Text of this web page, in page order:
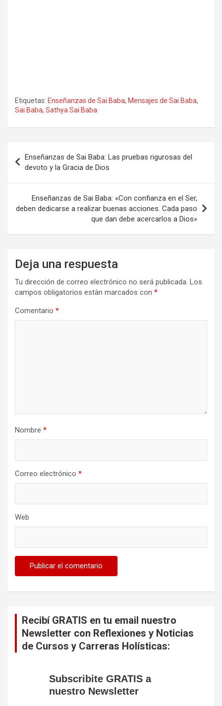
Etiquetas: Enseñanzas de Sai Baba, Mensajes de Sai Baba,
Sai Baba, Sathya Sai Baba
de
entradas
Enseñanzas de Sai Baba: Las pruebas rigurosas del
devoto y la Gracia de Dios
Enseñanzas de Sai Baba: «Con confianza en el Ser,
deben dedicarse a realizar buenas acciones. Cada paso
que dan debe acercarlos a Dios»
Deja una respuesta
Tu dirección de correo electrónico no será publicada. Los
campos obligatorios están marcados con *
Comentario *
Nombre *
Correo electrónico *
Web
Recibí GRATIS en tu email nuestro
Newsletter con Reflexiones y Noticias
de Cursos y Carreras Holísticas:
Subscribite GRATIS a
nuestro Newsletter